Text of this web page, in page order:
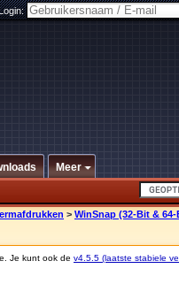
Meer
> WinSnap (32-Bit & 64-
Je kunt ook de v4.5.5 (laatste stabiele